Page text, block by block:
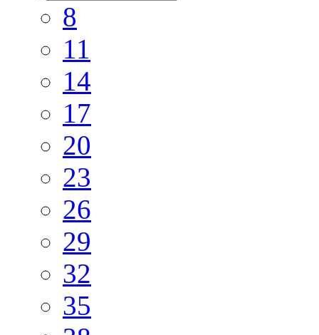
8
11
14
17
20
23
26
29
32
35